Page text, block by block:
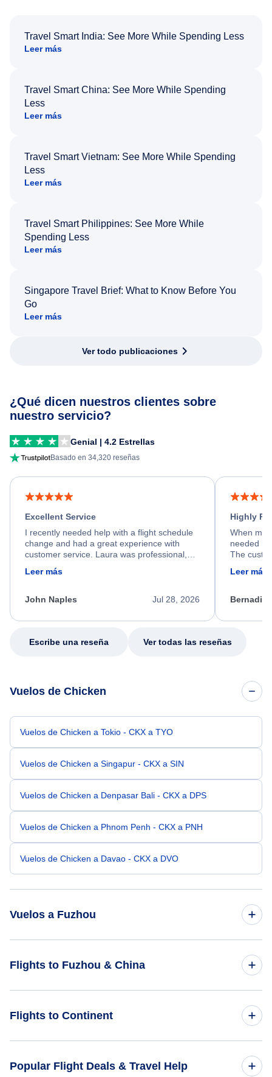
Travel Smart India: See More While Spending Less
Leer más
Travel Smart China: See More While Spending
Less
Leer más
Travel Smart Vietnam: See More While Spending
Less
Leer más
Travel Smart Philippines: See More While
Spending Less
Leer más
Singapore Travel Brief: What to Know Before You
Go
Leer más
Ver todo publicaciones
¿Qué dicen nuestros clientes sobre
nuestro servicio?
Genial | 4.2 Estrellas
Basado en 34,320 reseñas
Excellent Service
I recently needed help with a flight schedule
change and had a great experience with
customer service. Laura was professional,
friendly, and very helpful throughout the
process. She quickly found a solution and
appreciate her excellent service.
Leer más
Jul 28, 2026
John Naples
Highly
When my
needed
The
calm,
my issue.
Leer más
Escribe una reseña Ver todas las reseñas
Vuelos de Chicken
Vuelos de Chicken a Tokio - CKX a TYO
Vuelos de Chicken a Singapur - CKX a SIN
Vuelos de Chicken a Denpasar Bali - CKX a DPS
Vuelos de Chicken a Phnom Penh - CKX a PNH
Vuelos de Chicken a Davao - CKX a DVO
Vuelos a Fuzhou
Vuelos de Carson City a Fuzhou - CSN a FOC
Flights to Fuzhou & China
Flights to Continent
Popular Flight Deals & Travel Help